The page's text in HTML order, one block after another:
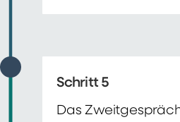
Schritt 5
Das